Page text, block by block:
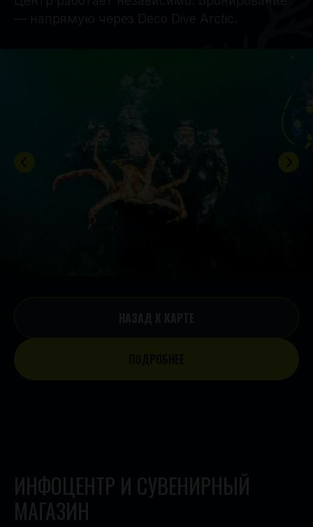
— напрямую через Deco Dive Arctic.
ИНФОЦЕНТР И СУВЕНИРНЫЙ
МАГАЗИН